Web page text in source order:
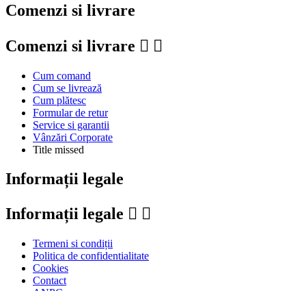
Comenzi si livrare
Comenzi si livrare  
Cum comand
Cum se livrează
Cum plătesc
Formular de retur
Service si garantii
Vânzări Corporate
Title missed
Informații legale
Informații legale  
Termeni si condiții
Politica de confidentialitate
Cookies
Contact